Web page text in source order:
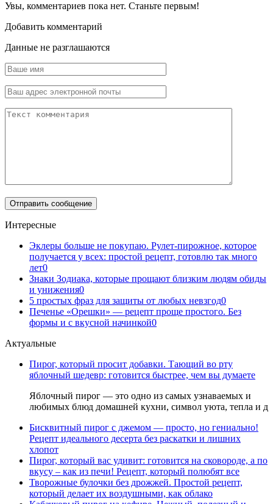
Увы, комментариев пока нет. Станьте первым!
Добавить комментарий
Данные не разглашаются
Интересные
Эклеры больше не покупаю. Рулет-пирожное, которое
получается у всех: простой рецепт, готовлю так много
лет0
Знаки Зодиака, которые прощают близким людям обиды
и унижения0
5 простых фраз для защиты от любых невзгод0
Печенье «Орешки» — рецепт проще простого. Без
формы и с вкусной начинкой0
Актуальные
Пирог, который просит добавки. Тающий во рту
яблочный шедевр: готовится быстрее, чем вы думаете
Яблочный пирог — это одно из самых узнаваемых и
любимых блюд домашней кухни, символ уюта, тепла и д
Бисквитный пирог с джемом — просто, но гениально!
Рецепт идеального десерта без раскатки и лишних
хлопот
Пирог, который вас удивит: готовится на сковороде, а по
вкусу – как из печи! Рецепт, который полюбят все
Творожные булочки без дрожжей. Простой рецепт,
который делает их воздушными, как облако